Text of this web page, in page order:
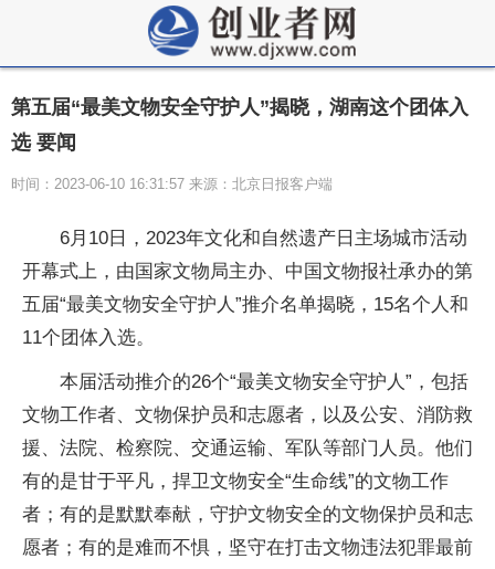
第五届“最美文物安全守护人”揭晓，湖南这个团体入
选 要闻
时间：2023-06-10 16:31:57 来源：北京日报客户端
6月10日，2023年文化和自然遗产日主场城市活动
开幕式上，由国家文物局主办、中国文物报社承办的第
五届“最美文物安全守护人”推介名单揭晓，15名个人和
11个团体入选。
本届活动推介的26个“最美文物安全守护人”，包括
文物工作者、文物保护员和志愿者，以及公安、消防救
援、法院、检察院、交通运输、军队等部门人员。他们
有的是甘于平凡，捍卫文物安全“生命线”的文物工作
者；有的是默默奉献，守护文物安全的文物保护员和志
愿者；有的是难而不惧，坚守在打击文物违法犯罪最前